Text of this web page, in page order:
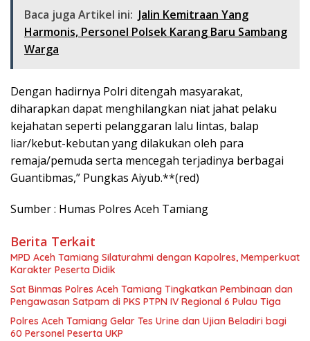
Baca juga Artikel ini: Jalin Kemitraan Yang
Harmonis, Personel Polsek Karang Baru Sambang
Warga
Dengan hadirnya Polri ditengah masyarakat,
diharapkan dapat menghilangkan niat jahat pelaku
kejahatan seperti pelanggaran lalu lintas, balap
liar/kebut-kebutan yang dilakukan oleh para
remaja/pemuda serta mencegah terjadinya berbagai
Guantibmas,” Pungkas Aiyub.**(red)
Sumber : Humas Polres Aceh Tamiang
Berita Terkait
MPD Aceh Tamiang Silaturahmi dengan Kapolres, Memperkuat
Karakter Peserta Didik
Sat Binmas Polres Aceh Tamiang Tingkatkan Pembinaan dan
Pengawasan Satpam di PKS PTPN IV Regional 6 Pulau Tiga
Polres Aceh Tamiang Gelar Tes Urine dan Ujian Beladiri bagi
60 Personel Peserta UKP